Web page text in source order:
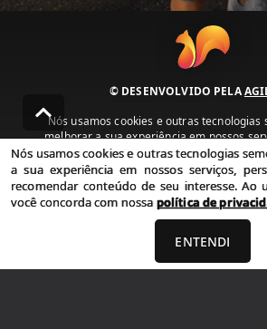
© DESENVOLVIDO PELA
Nós usamos cookies e outras tecnologias
melhorar a sua experiência em nossos
publicidade e recomendar conteúdo de seu
nossos serviços, você concorda com nossa
termos de uso.
Política de Privacidade
Nós usamos cookies e outras tecnologias
a sua experiência em nossos serviços,
recomendar conteúdo de seu interesse. Ao
você concorda com nossa política de
ENTENDI